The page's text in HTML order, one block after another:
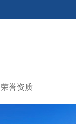
荣誉资质